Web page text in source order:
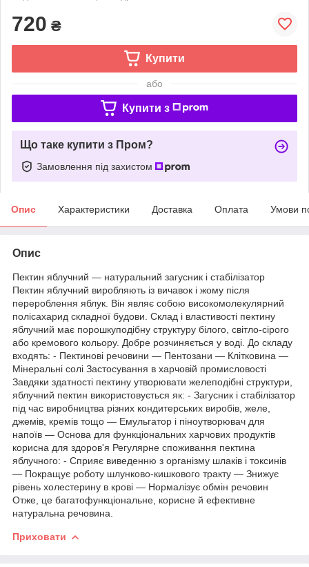
720 ₴
Купити
або
Купити з
Що таке купити з Пром?
Замовлення під захистом
Опис Характеристики Доставка Оплата Умови
Опис
Пектин яблучний — натуральний загусник і стабілізатор
Пектин яблучний виробляють із вичавок і жому після
перероблення яблук. Він являє собою високомолекулярний
полісахарид складної будови. Склад і властивості пектину
яблучний має порошкуподібну структуру білого, світло-сірого
або кремового кольору. Добре розчиняється у воді. До складу
входять: - Пектинові речовини — Пентозани — Клітковина —
Мінеральні солі Застосування в харчовій промисловості
Завдяки здатності пектину утворювати желеподібні структури,
яблучний пектин використовується як: - Загусник і стабілізатор
під час виробництва різних кондитерських виробів, желе,
джемів, кремів тощо — Емульгатор і піноутворювач для
напоїв — Основа для функціональних харчових продуктів
корисна для здоров'я Регулярне споживання пектина
яблучного: - Сприяє виведенню з організму шлаків і токсинів
— Покращує роботу шлунково-кишкового тракту — Знижує
рівень холестерину в крові — Нормалізує обмін речовин
Отже, це багатофункціональне, корисне й ефективне
натуральна речовина.
Приховати